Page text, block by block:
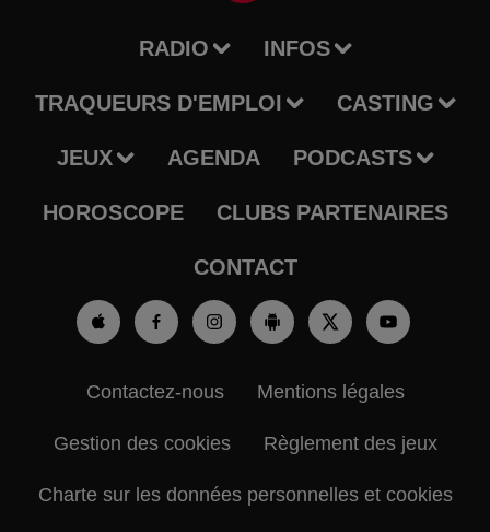
RADIO INFOS
TRAQUEURS D'EMPLOI CASTING
JEUX AGENDA PODCASTS
HOROSCOPE CLUBS PARTENAIRES
CONTACT
Contactez-nous Mentions légales
Gestion des cookies Règlement des jeux
Charte sur les données personnelles et cookies